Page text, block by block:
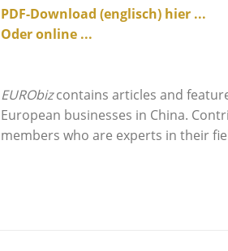
PDF-Download (englisch) hier ...
Oder online ...
EURObizcontains articles and
European businesses in China.
members who are experts in their